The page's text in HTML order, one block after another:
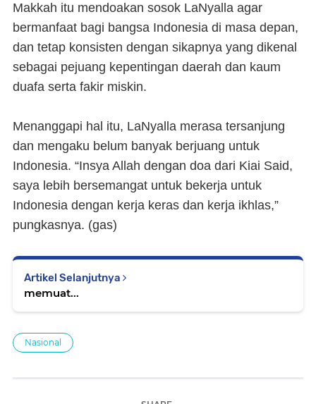
Makkah itu mendoakan sosok LaNyalla agar
bermanfaat bagi bangsa Indonesia di masa depan,
dan tetap konsisten dengan sikapnya yang dikenal
sebagai pejuang kepentingan daerah dan kaum
duafa serta fakir miskin.
Menanggapi hal itu, LaNyalla merasa tersanjung
dan mengaku belum banyak berjuang untuk
Indonesia. “Insya Allah dengan doa dari Kiai Said,
saya lebih bersemangat untuk bekerja untuk
Indonesia dengan kerja keras dan kerja ikhlas,”
pungkasnya. (gas)
Artikel Selanjutnya
memuat...
Nasional